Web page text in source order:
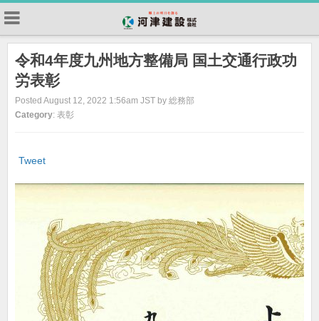
令和4年度九州地方整備局 国土交通行政功
労表彰
Posted August 12, 2022 1:56am JST by 総務部
Category: 表彰
Tweet